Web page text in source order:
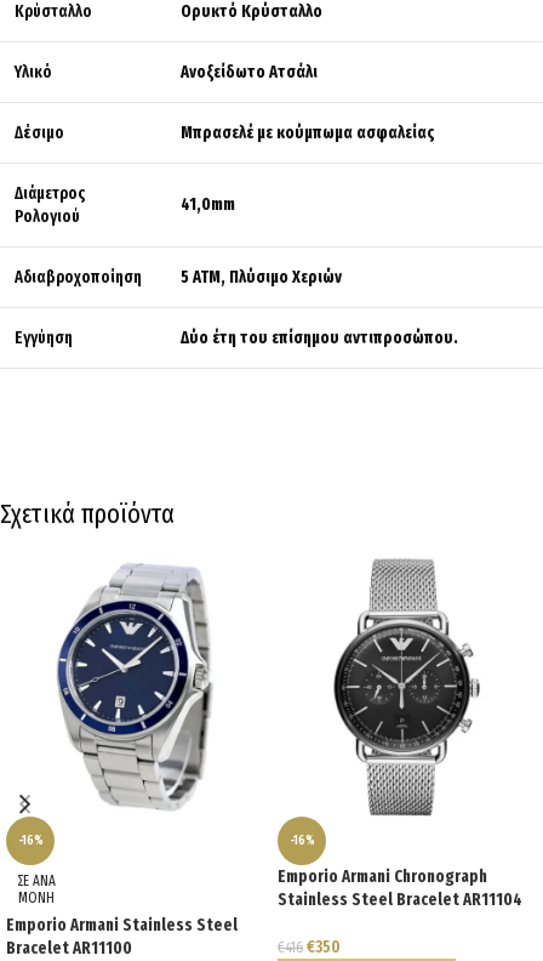
Κρύσταλλο Ορυκτό Κρύσταλλο
Υλικό Ανοξείδωτο Ατσάλι
Δέσιμο Μπρασελέ με κούμπωμα ασφαλείας
Διάμετρος
Ρολογιού
41,0mm
Αδιαβροχοποίηση 5 ATM, Πλύσιμο Χεριών
Εγγύηση Δύο έτη του επίσημου αντιπροσώπου.
Σχετικά προϊόντα
-16%
ΣΕ ΑΝΑ
ΜΟΝΗ
Emporio Armani Stainless Steel
Bracelet AR11100
-16%
Emporio Armani Chronograph
Stainless Steel Bracelet AR11104
€416 €350